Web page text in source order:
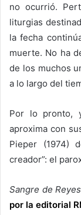
no ocurrió.
liturgias
la fecha
muerte. No ha
de los muchos
a lo largo del
Por lo pronto,
aproxima con
Pieper (1974)
creador”: el
Sangre de Reyes
por la editorial